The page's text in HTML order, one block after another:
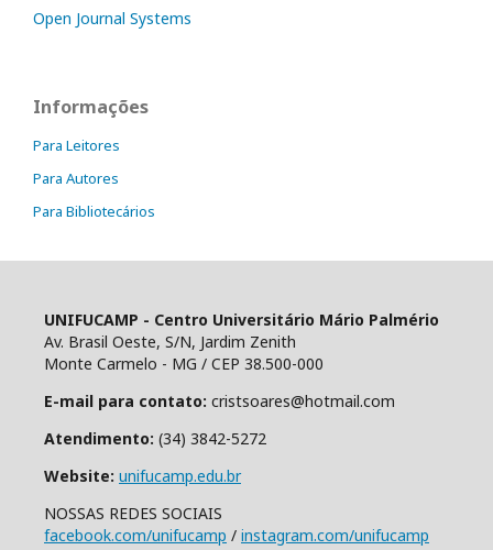
Open Journal Systems
Informações
Para Leitores
Para Autores
Para Bibliotecários
UNIFUCAMP - Centro Universitário Mário Palmério
Av. Brasil Oeste, S/N, Jardim Zenith
Monte Carmelo - MG / CEP 38.500-000
E-mail para contato: cristsoares@hotmail.com
Atendimento: (34) 3842-5272
Website: unifucamp.edu.br
NOSSAS REDES SOCIAIS
facebook.com/unifucamp / instagram.com/unifucamp